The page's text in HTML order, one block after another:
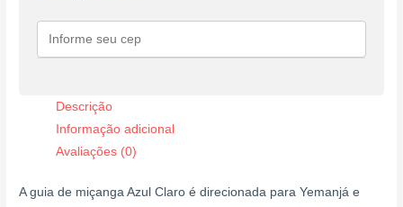
Descrição
Informação adicional
Avaliações (0)
A guia de miçanga Azul Claro é direcionada para Yemanjá e